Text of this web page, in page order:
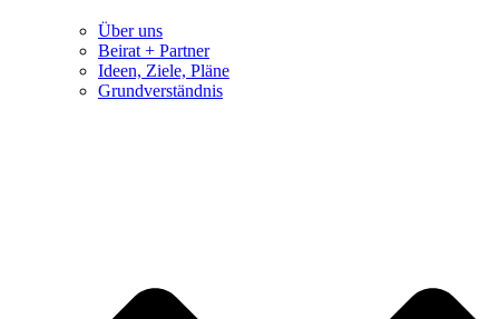
Über uns
Beirat + Partner
Ideen, Ziele, Pläne
Grundverständnis